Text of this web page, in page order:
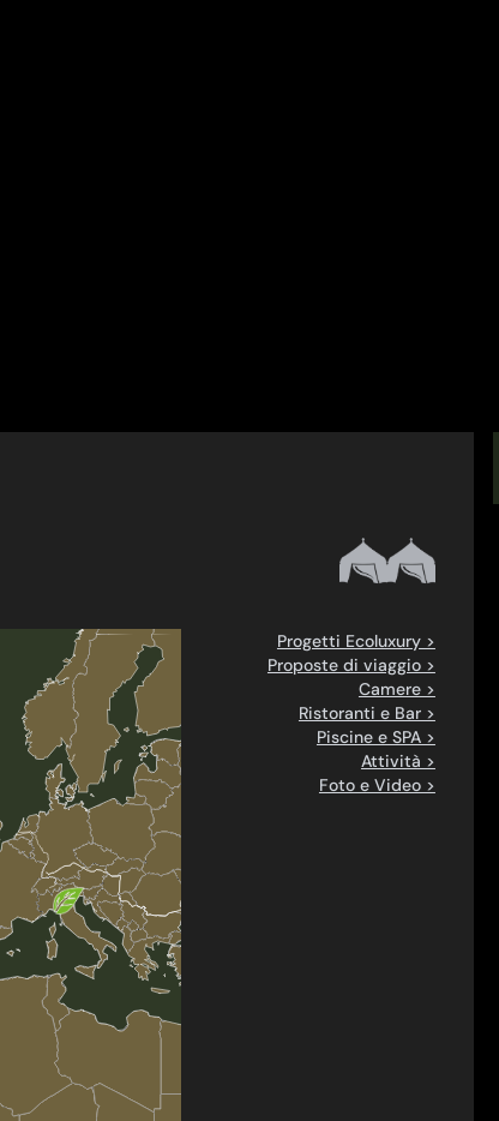
Progetti Ecoluxury >
Proposte di viaggio >
Camere >
Ristoranti e Bar >
Piscine e SPA >
Attività >
Foto e Video >